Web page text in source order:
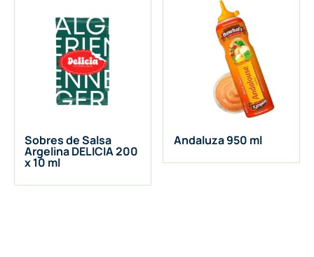
Sobres de Salsa
Argelina DELICIA 200
x 10 ml
Andaluza 950 ml